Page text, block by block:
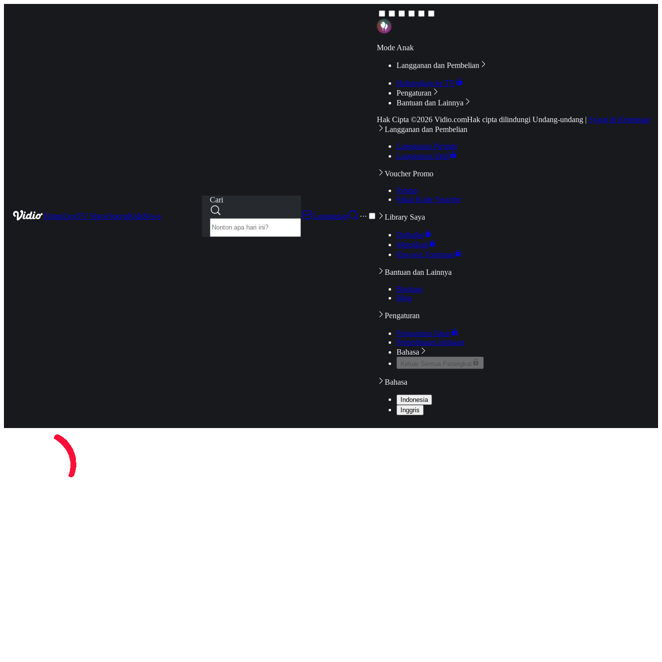
HomeLiveTV ShowSportsKidsNews
Cari
Langganan
···
Mode Anak
Langganan dan Pembelian
Hubungkan ke TV
Pengaturan
Bantuan dan Lainnya
Hak Cipta ©2026 Vidio.comHak cipta dilindungi Undang-undang | Syarat & Ketentuan
Langganan dan Pembelian
Langganan Premier
Langganan Aktif
Voucher Promo
Promo
Pakai Kode Voucher
Library Saya
Daftarku
Mengikuti
Riwayat Tontonan
Bantuan dan Lainnya
Bantuan
Blog
Pengaturan
Pengaturan Akun
Pemeriksaan Jaringan
Bahasa
Keluar Semua Perangkat
Bahasa
Indonesia
Inggris